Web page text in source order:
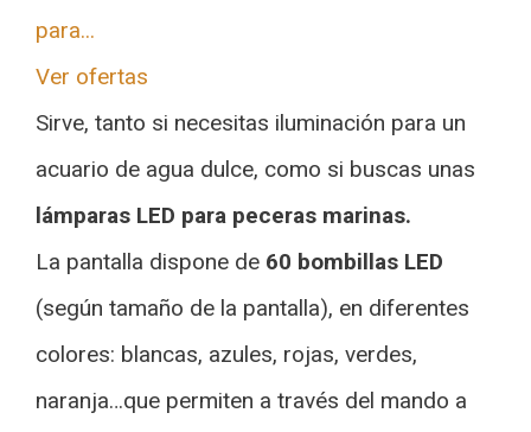
para...
Ver ofertas
Sirve, tanto si necesitas iluminación para un
acuario de agua dulce, como si buscas unas
lámparas LED para peceras marinas.
La pantalla dispone de 60 bombillas LED
(según tamaño de la pantalla), en diferentes
colores: blancas, azules, rojas, verdes,
naranja…que permiten a través del mando a